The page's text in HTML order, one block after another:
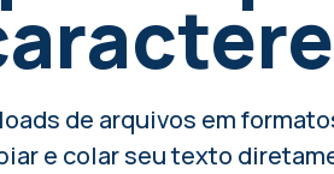
de arquivos em
e colar seu texto